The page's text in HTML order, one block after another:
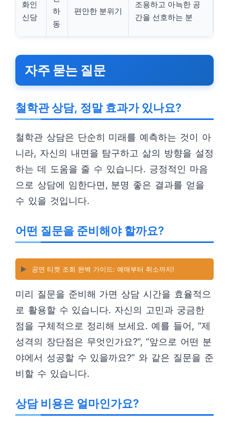
화인
신당
하
동
편안한 분위기
조용하고 아늑한 공
간을 선호하는 분
자주 묻는 질문
철학관 상담, 정말 효과가 있나요?
철학관 상담은 단순히 미래를 예측하는 것이 아
니라, 자신의 내면을 탐구하고 삶의 방향을 설정
하는 데 도움을 줄 수 있습니다. 긍정적인 마음
으로 상담에 임한다면, 분명 좋은 결과를 얻을
수 있을 것입니다.
어떤 질문을 준비해야 할까요?
▶️ 공연 티켓 조회 완벽 가이드: 예매부터 취소까지!
미리 질문을 준비해 가면 상담 시간을 효율적으
로 활용할 수 있습니다. 자신의 고민과 궁금한
점을 구체적으로 정리해 보세요. 예를 들어, “제
성격의 장단점은 무엇인가요?”, “앞으로 어떤 분
야에서 성공할 수 있을까요?” 와 같은 질문을 준
비할 수 있습니다.
상담 비용은 얼마인가요?